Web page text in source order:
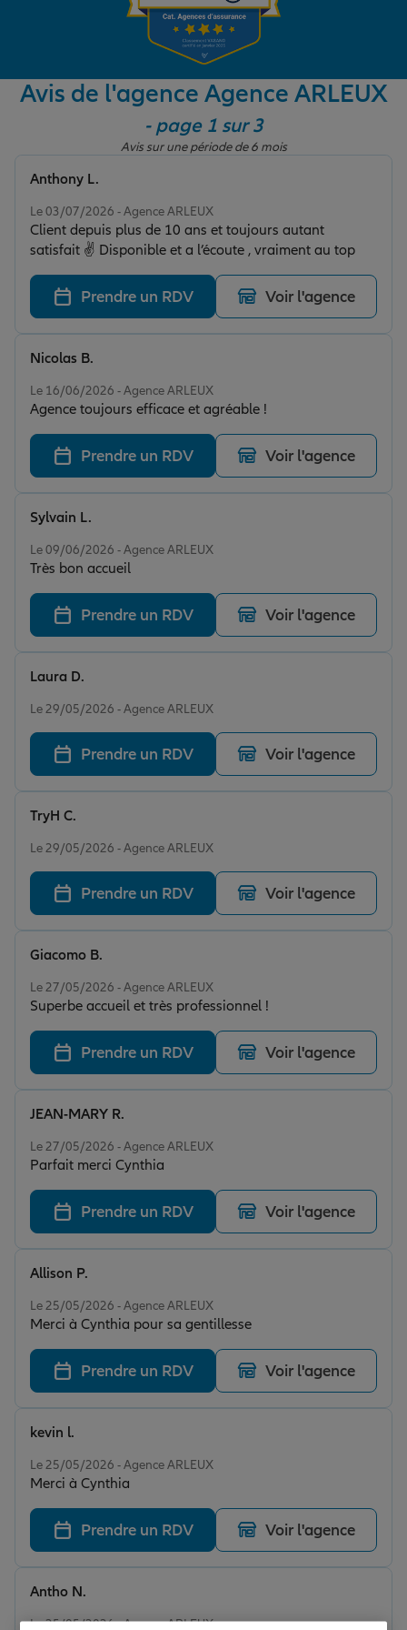
Garantie des accidents de la vie
Assurance scolaire
Protection juridique
Retraite
Tous nos devis d'assurance
Avis de l'agence Agence ARLEUX
- page 1 sur 3
Avis sur une période de 6 mois
Le 03/07/2026 - Agence ARLEUX
Client depuis plus de 10 ans et toujours autant
satisfait ✌️ Disponible et a l’écoute , vraiment au top
Anthony L.
Prendre un RDV Voir l'agence
Le 16/06/2026 - Agence ARLEUX
Agence toujours efficace et agréable !
Nicolas B.
Prendre un RDV Voir l'agence
Le 09/06/2026 - Agence ARLEUX
Très bon accueil
Sylvain L.
Prendre un RDV Voir l'agence
Le 29/05/2026 - Agence ARLEUX
Laura D.
Prendre un RDV Voir l'agence
Le 29/05/2026 - Agence ARLEUX
TryH C.
Prendre un RDV Voir l'agence
Le 27/05/2026 - Agence ARLEUX
Superbe accueil et très professionnel !
Giacomo B.
Prendre un RDV Voir l'agence
Le 27/05/2026 - Agence ARLEUX
Parfait merci Cynthia
JEAN-MARY R.
Prendre un RDV Voir l'agence
Le 25/05/2026 - Agence ARLEUX
Merci à Cynthia pour sa gentillesse
Allison P.
Prendre un RDV Voir l'agence
Le 25/05/2026 - Agence ARLEUX
Merci à Cynthia
kevin l.
Prendre un RDV Voir l'agence
Le 25/05/2026 - Agence ARLEUX
Antho N.